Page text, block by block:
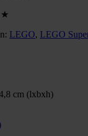
★
LEGO, LEGO
cm (lxbxh)